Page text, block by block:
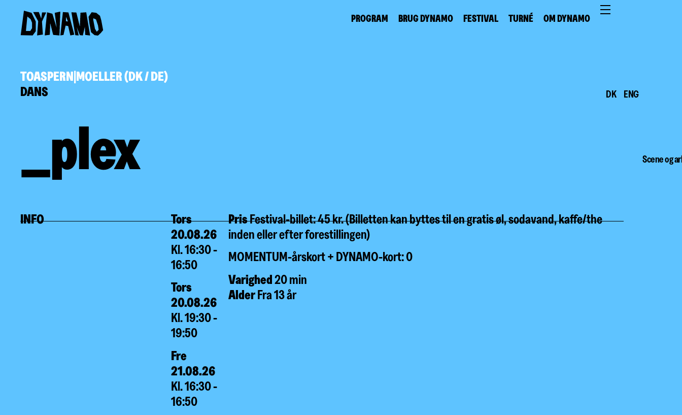
PROGRAM BRUG DYNAMO FESTIVAL TURNÉ OM DYNAMO
DK ENG
Scene og
TOASPERN|MOELLER (DK / DE)
DANS
_plex
INFO
Tors
20.08.26
Kl. 16:30 -
16:50
Tors
20.08.26
Kl. 19:30 -
19:50
Fre
21.08.26
Kl. 16:30 -
16:50
PrisFestival-billet: 45 kr. (Billetten kan byttes til en gratis øl, sodavand, kaffe/the
inden eller efter forestillingen)
MOMENTUM-årskort + DYNAMO-kort: 0
Varighed20 min
AlderFra 13 år